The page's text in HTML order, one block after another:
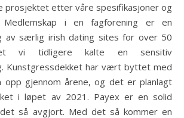
prosjektet etter våre spesifikasjoner og
Medlemskap i en fagforening er en
av særlig irish dating sites for over 50
vi tidligere kalte en sensitiv
Kunstgressdekket har vært byttet med
opp gjennom årene, og det er planlagt
i løpet av 2021. Payex er en solid
det så avgjort. Med det så kommer en